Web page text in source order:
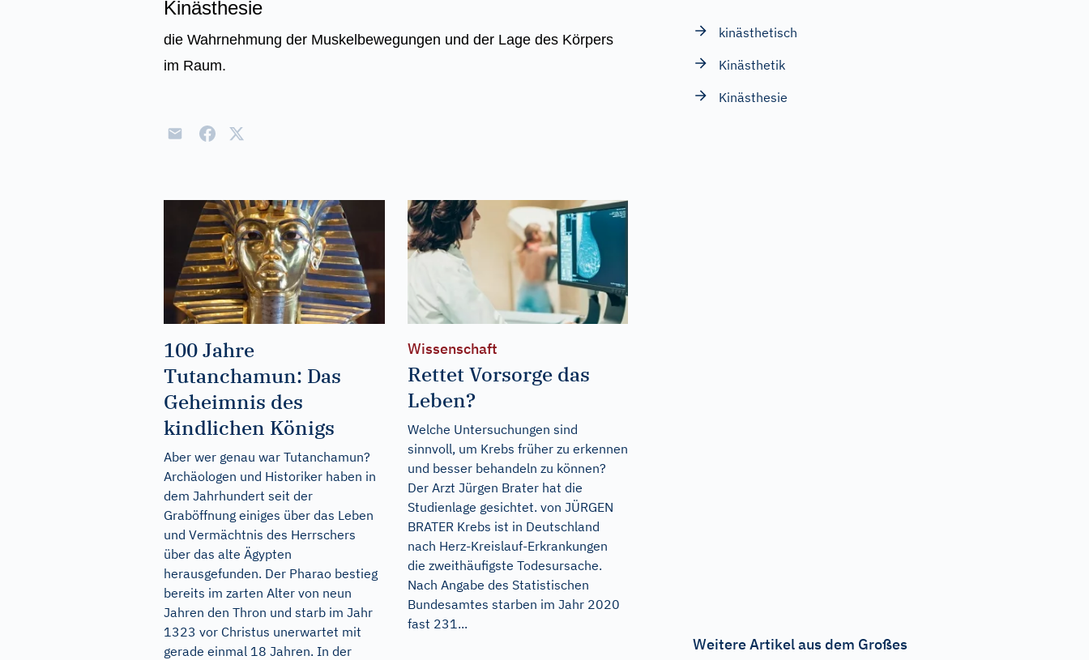
Kinästhesie
die Wahrnehmung der Muskelbewegungen und der Lage des Körpers
im Raum.
100 Jahre
Tutanchamun: Das
Geheimnis des
kindlichen Königs
Aber wer genau war Tutanchamun?
Archäologen und Historiker haben in
dem Jahrhundert seit der
Graböffnung einiges über das Leben
und Vermächtnis des Herrschers
über das alte Ägypten
herausgefunden. Der Pharao bestieg
bereits im zarten Alter von neun
Jahren den Thron und starb im Jahr
1323 vor Christus unerwartet mit
gerade einmal 18 Jahren. In der
Wissenschaft
Rettet Vorsorge das
Leben?
Welche Untersuchungen sind
sinnvoll, um Krebs früher zu erkennen
und besser behandeln zu können?
Der Arzt Jürgen Brater hat die
Studienlage gesichtet. von JÜRGEN
BRATER Krebs ist in Deutschland
nach Herz-Kreislauf-Erkrankungen
die zweithäufigste Todesursache.
Nach Angabe des Statistischen
Bundesamtes starben im Jahr 2020
fast 231...
kinästhetisch
Kinästhetik
Kinästhesie
Weitere Artikel aus dem Großes